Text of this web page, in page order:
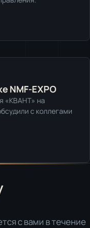
NMF-EXPO
«КВАНТ» на
с коллегами
с вами в течение